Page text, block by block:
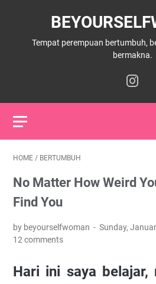
Tempat perempuan bertumbuh,
bermakna.
HOME / BERTUMBUH
No Matter How Weird
Find You
by beyourselfwoman
Sunday,
12 comments
Hari ini saya